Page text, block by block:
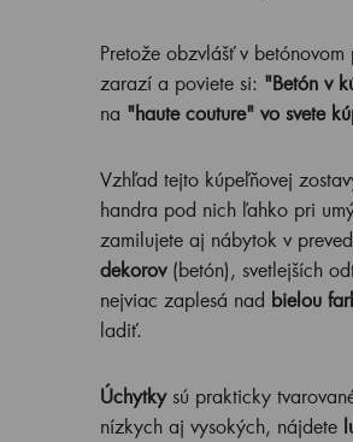
Pretože obzvlášť v betónovom
zarazí a poviete si: "Betón v
na "haute couture" vo svete
Vzhľad tejto kúpeľňovej
handra pod nich ľahko pri
zamilujete aj nábytok v
dekorov(betón), svetlejších
nejviac zaplesá nad bielou
ladiť.
Úchytkysú prakticky
nízkych aj vysokých, nájdete